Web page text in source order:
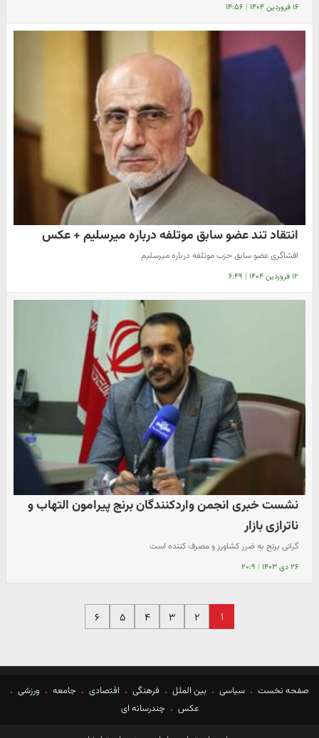
۱۶ فروردین ۱۴۰۴ | ۱۴:۵۶
انتقاد تند عضو سابق موتلفه درباره میرسلیم + عکس
افشاگری عضو سابق حزب موتلفه درباره میرسلیم
۱۲ فروردین ۱۴۰۴ | ۶:۴۹
نشست خبری انجمن واردکنندگان برنج پیرامون التهاب و
ناترازی بازار
گرانی برنج به ضرر کشاورز و مصرف کننده است
۲۶ دی ۱۴۰۳ | ۲۰:۹
۱ ۲ ۳ ۴ ۵ ۶
صفحه نخست سیاسی بین الملل فرهنگی اقتصادی جامعه
ورزشی
عکس
چندرسانه ای